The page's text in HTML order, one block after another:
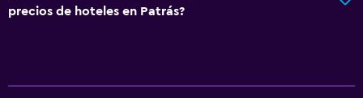
precios de hoteles en Patrás?